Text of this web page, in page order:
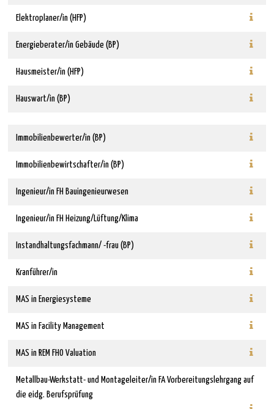
Elektroplaner/in (HFP)
Energieberater/in Gebäude (BP)
Hausmeister/in (HFP)
Hauswart/in (BP)
Immobilienbewerter/in (BP)
Immobilienbewirtschafter/in (BP)
Ingenieur/in FH Bauingenieurwesen
Ingenieur/in FH Heizung/Lüftung/Klima
Instandhaltungsfachmann/ -frau (BP)
Kranführer/in
MAS in Energiesysteme
MAS in Facility Management
MAS in REM FHO Valuation
Metallbau-Werkstatt- und Montageleiter/in FA Vorbereitungslehrgang auf
die eidg. Berufsprüfung